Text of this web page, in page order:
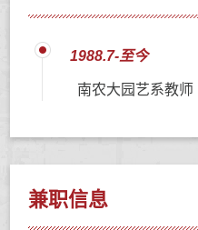
1988.7-至今
南农大园艺系教师
兼职信息